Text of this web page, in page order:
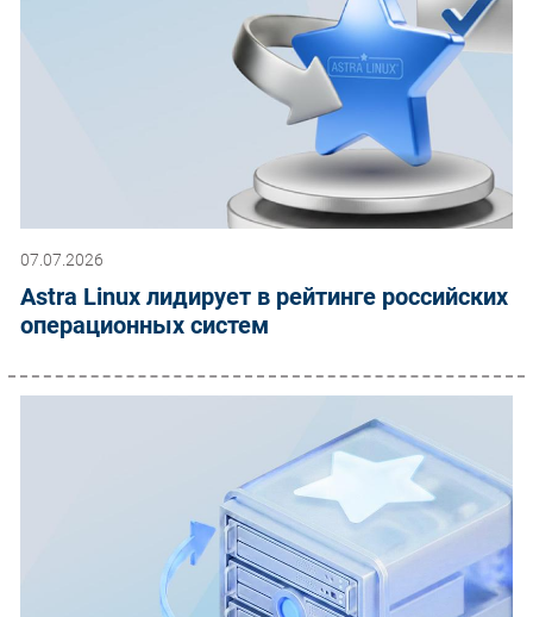
07.07.2026
Astra Linux лидирует в рейтинге российских
операционных систем